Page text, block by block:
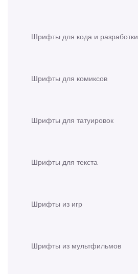
Шрифты для кода и разработки
Шрифты для комиксов
Шрифты для татуировок
Шрифты для текста
Шрифты из игр
Шрифты из мультфильмов